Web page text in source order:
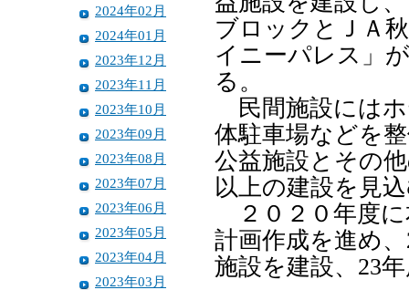
2024年02月
2024年01月
2023年12月
2023年11月
2023年10月
2023年09月
2023年08月
2023年07月
2023年06月
2023年05月
2023年04月
2023年03月
ブロックとＪＡ
イニーパレス」
る。
民間施設にはホ
体駐車場などを
公益施設とその
以上の建設を見
２０２０年度に
計画作成を進め
施設を建設、23